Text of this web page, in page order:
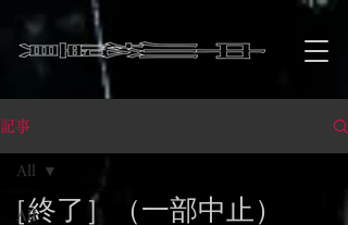
記事
All
All
［終了］（一部中止）